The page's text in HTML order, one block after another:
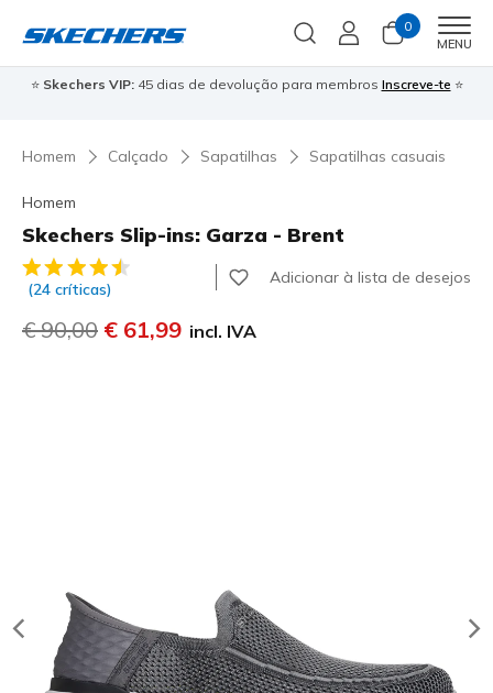
0
MENU
⭐ Skechers VIP:45 dias de devolução para membros Inscreve-te ⭐
Homem Calçado Sapatilhas Sapatilhas casuais
Homem
Skechers Slip-ins: Garza - Brent
4$5 de 5 – Classificação do cliente
(24 críticas)
Adicionar à lista de desejos
Preço com desconto de
€ 90,00 para
€ 61,99 incl. IVA